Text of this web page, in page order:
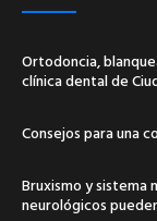
Ortodoncia,
clínica dental de
Consejos para una
Bruxismo y sistema
neurológicos